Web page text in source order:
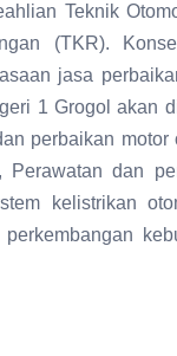
Teknik
(TKR).
jasa
1 Grogol akan
perbaikan motor
Perawatan dan
kelistrikan